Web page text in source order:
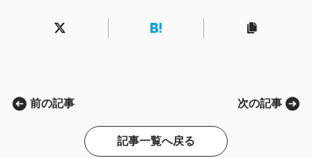
前の記事
記事一覧へ戻る
次の記事